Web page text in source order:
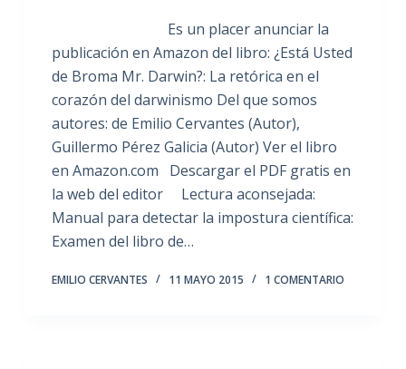
Es un placer anunciar la
publicación en Amazon del libro: ¿Está Usted
de Broma Mr. Darwin?: La retórica en el
corazón del darwinismo Del que somos
autores: de Emilio Cervantes (Autor),
Guillermo Pérez Galicia (Autor) Ver el libro
en Amazon.com Descargar el PDF gratis en
la web del editor Lectura aconsejada:
Manual para detectar la impostura científica:
Examen del libro de…
EMILIO CERVANTES 11 MAYO 2015 1 COMENTARIO